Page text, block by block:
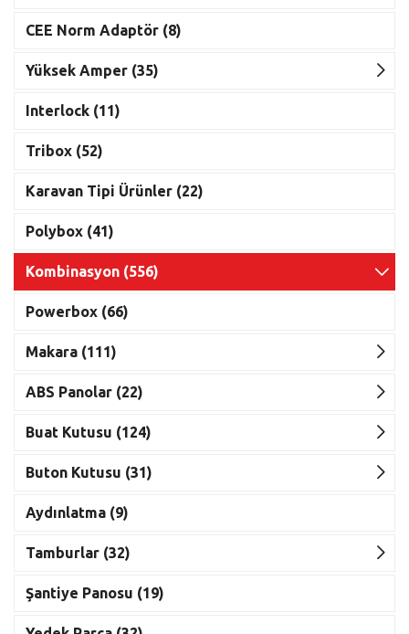
CEE Norm Adaptör (8)
Yüksek Amper (35)
Interlock (11)
Tribox (52)
Karavan Tipi Ürünler (22)
Polybox (41)
Kombinasyon (556)
Powerbox (66)
Makara (111)
ABS Panolar (22)
Buat Kutusu (124)
Buton Kutusu (31)
Aydınlatma (9)
Tamburlar (32)
Şantiye Panosu (19)